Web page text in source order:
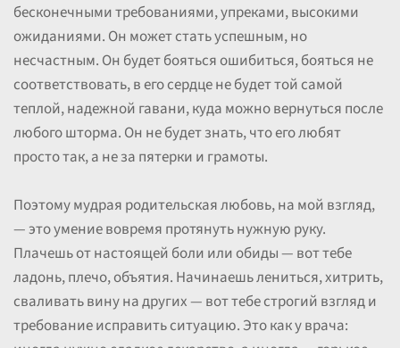
бесконечными требованиями, упреками, высокими
ожиданиями. Он может стать успешным, но
несчастным. Он будет бояться ошибиться, бояться не
соответствовать, в его сердце не будет той самой
теплой, надежной гавани, куда можно вернуться после
любого шторма. Он не будет знать, что его любят
просто так, а не за пятерки и грамоты.
Поэтому мудрая родительская любовь, на мой взгляд,
— это умение вовремя протянуть нужную руку.
Плачешь от настоящей боли или обиды — вот тебе
ладонь, плечо, объятия. Начинаешь лениться, хитрить,
сваливать вину на других — вот тебе строгий взгляд и
требование исправить ситуацию. Это как у врача: